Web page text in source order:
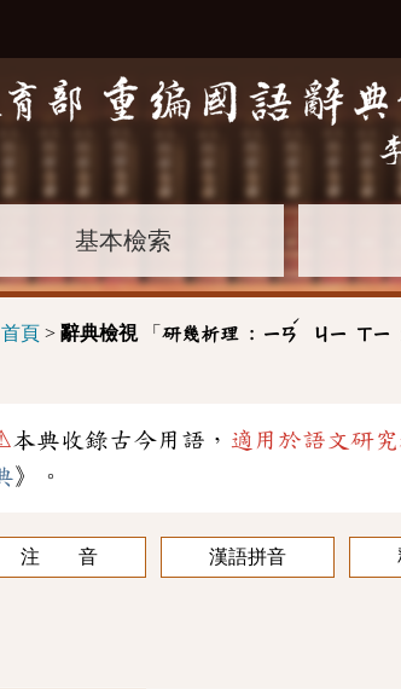
基本檢索
首頁 > 辭典檢視「 研幾析理 : ㄧㄢ
ˊ
ㄐㄧ ㄒㄧ
本典收錄古今用語， 適用於語文研
》。
注 音 漢語拼音